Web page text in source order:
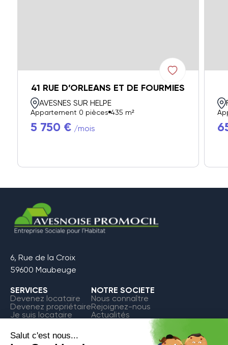
41 RUE D’ORLEANS ET DE FOURMIES
AVESNES SUR HELPE
Appartement 0 pièces 435 m²
5 750 € /mois
6, Rue de la Croix
59600 Maubeuge
SERVICES
Devenez locataire
Devenez propriétaire
Je suis locataire
NOTRE SOCIETE
Nous connaître
Rejoignez-nous
Actualités